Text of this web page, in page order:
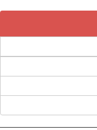
kątowych
Do
szlif.
mimośrod..
Do
szlif.